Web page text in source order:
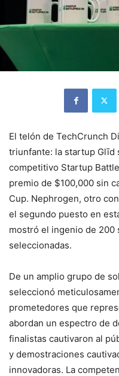
El telón de TechCrunch
triunfante: la startup Glīd
competitivo Startup
premio de $100,000 sin
Cup. Nephrogen, otro
el segundo puesto en
mostró el ingenio de 200
seleccionadas.
De un amplio grupo de
seleccionó
prometedores que
abordan un espectro de
finalistas cautivaron al
y demostraciones
innovadoras. La